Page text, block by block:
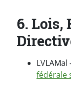
6. Lois,
LVLAMal
fédérale